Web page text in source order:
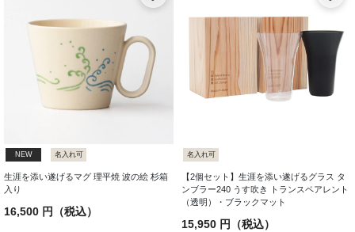
NEW 名入れ可
生涯を添い遂げるマグ 理平焼 波の絵 杉箱
入り
16,500 円（税込）
名入れ可
【2個セット】生涯を添い遂げるグラス タ
ンブラー240 うす吹き トランスペアレント
（透明）・ブラックマット
15,950 円（税込）